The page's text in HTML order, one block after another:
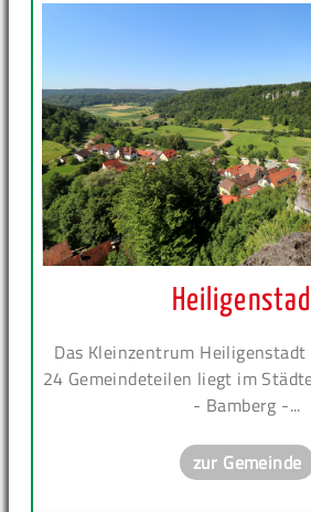
Das Kleinzentrum Heiligenstadt
24 Gemeindeteilen liegt im
- Bamberg -...
zur Gemeinde